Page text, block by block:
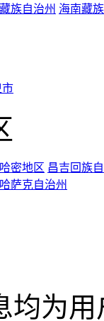
族自治州 海南藏
市
哈密地区 昌吉回族
萨克自治州
均为